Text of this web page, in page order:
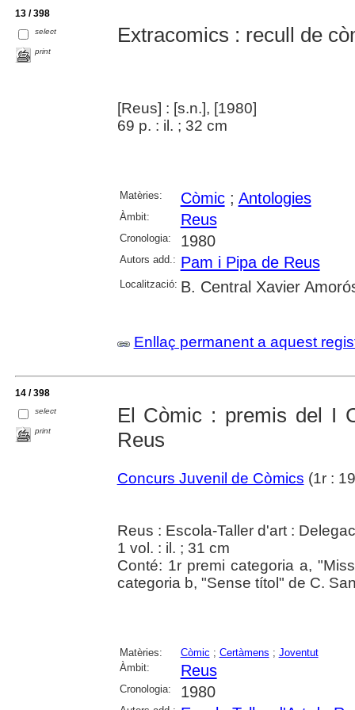
13 / 398
select
print
Extracomics : recull de
[Reus] : [s.n.], [1980]
69 p. : il. ; 32 cm
Matèries: Còmic; Antologies
Àmbit: Reus
Cronologia: 1980
Autors add.: Pam i Pipa de Reus
Localització: B. Central Xavier
Enllaç permanent a aquest
14 / 398
select
print
El Còmic : premis del I
Reus
Concurs Juvenil de Còmics (1r :
Reus : Escola-Taller d'art :
1 vol. : il. ; 31 cm
Conté: 1r premi categoria a,
categoria b, "Sense títol" de C.
Matèries: Còmic ; Certàmens ; Joventut
Àmbit:
Reus
Cronologia: 1980